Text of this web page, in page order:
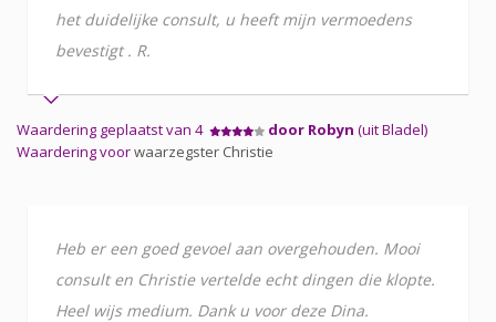
het duidelijke consult, u heeft mijn vermoedens
bevestigt . R.
Waardering geplaatst van 4 door Robyn (uit Bladel)
Waardering voorwaarzegster Christie
Heb er een goed gevoel aan overgehouden. Mooi
consult en Christie vertelde echt dingen die klopte.
Heel wijs medium. Dank u voor deze Dina.